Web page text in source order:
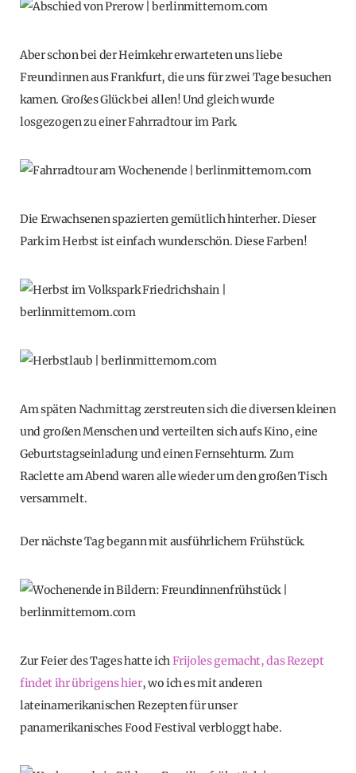
Aber schon bei der Heimkehr erwarteten uns liebe
Freundinnen aus Frankfurt, die uns für zwei Tage besuchen
kamen. Großes Glück bei allen! Und gleich wurde
losgezogen zu einer Fahrradtour im Park.
Die Erwachsenen spazierten gemütlich hinterher. Dieser
Park im Herbst ist einfach wunderschön. Diese Farben!
Am späten Nachmittag zerstreuten sich die diversen kleinen
und großen Menschen und verteilten sich aufs Kino, eine
Geburtstagseinladung und einen Fernsehturm. Zum
Raclette am Abend waren alle wieder um den großen Tisch
versammelt.
Der nächste Tag begann mit ausführlichem Frühstück.
Zur Feier des Tages hatte ichFrijoles gemacht, das Rezept
findet ihr übrigens hier, wo ich es mit anderen
lateinamerikanischen Rezepten für unser
panamerikanisches Food Festival verbloggt habe.